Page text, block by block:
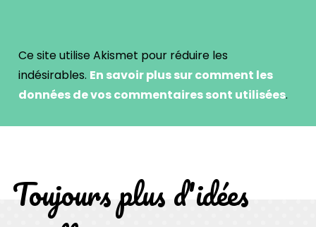
Ce site utilise Akismet pour réduire les
indésirables. En savoir plus sur comment les
données de vos commentaires sont utilisées.
Toujours plus d'idées